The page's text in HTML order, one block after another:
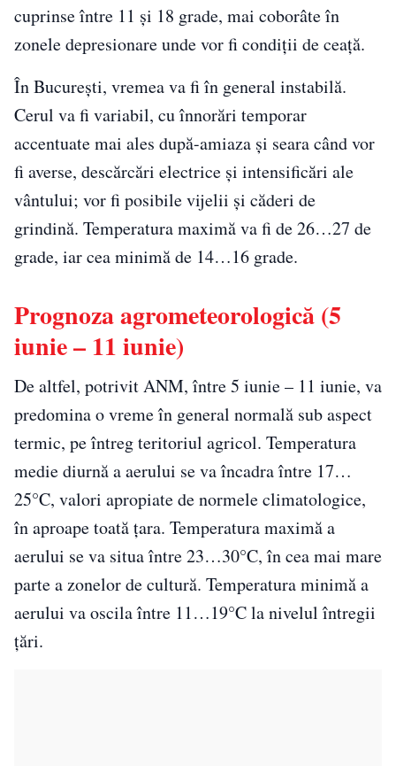
cuprinse între 11 și 18 grade, mai coborâte în
zonele depresionare unde vor fi condiții de ceață.
În București, vremea va fi în general instabilă.
Cerul va fi variabil, cu înnorări temporar
accentuate mai ales după-amiaza și seara când vor
fi averse, descărcări electrice și intensificări ale
vântului; vor fi posibile vijelii și căderi de
grindină. Temperatura maximă va fi de 26…27 de
grade, iar cea minimă de 14…16 grade.
Prognoza agrometeorologică (5
iunie – 11 iunie)
De altfel, potrivit ANM, între 5 iunie – 11 iunie, va
predomina o vreme în general normală sub aspect
termic, pe întreg teritoriul agricol. Temperatura
medie diurnă a aerului se va încadra între 17…
25°C, valori apropiate de normele climatologice,
în aproape toată ţara. Temperatura maximă a
aerului se va situa între 23…30°C, în cea mai mare
parte a zonelor de cultură. Temperatura minimă a
aerului va oscila între 11…19°C la nivelul întregii
ţări.